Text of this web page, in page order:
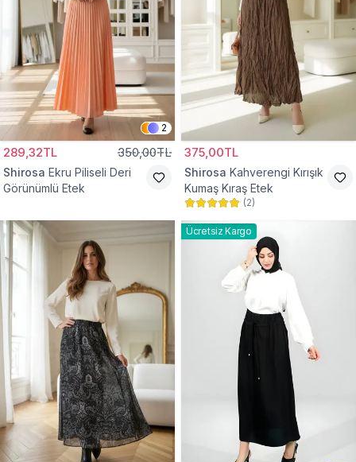
2
289,32TL 350,00TL
Shirosa Ekru Piliseli Deri
Görünümlü Etek
375,00TL
Shirosa Kahverengi Kırışık
Kumaş Kıraş Etek
(2)
Ücretsiz Kargo